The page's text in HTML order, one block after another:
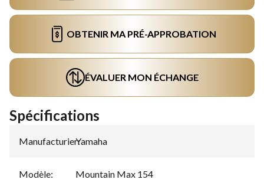
OBTENIR MA PRÉ-APPROBATION
ÉVALUER MON ÉCHANGE
Spécifications
Manufacturier:
Yamaha
Modèle: Mountain Max 154